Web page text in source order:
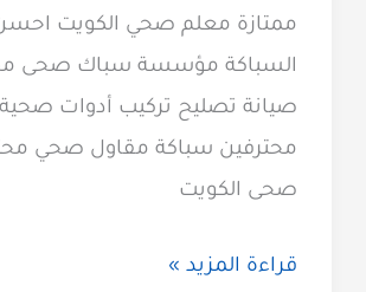
ممتازة معلم صحي الكويت
السباكة مؤسسة سباك صحى
صيانة تصليح تركيب أدوات
محترفين سباكة مقاول صحي
صحى الكويت
فني
قراءة المزيد »